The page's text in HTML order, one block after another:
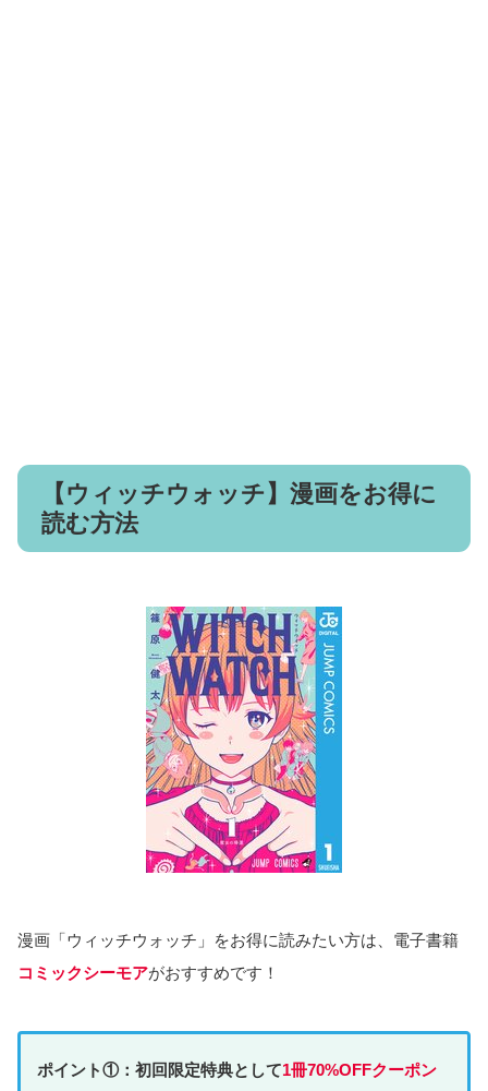
【ウィッチウォッチ】漫画をお得に
読む方法
漫画「ウィッチウォッチ」をお得に読みたい方は、電子書籍
コミックシーモアがおすすめです！
ポイント①：初回限定特典として1冊70%OFFクーポン